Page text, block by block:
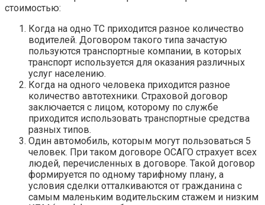
стоимостью:
Когда на одно ТС приходится разное количество
водителей. Договором такого типа зачастую
пользуются транспортные компании, в которых
транспорт используется для оказания различных
услуг населению.
Когда на одного человека приходится разное
количество автотехники. Страховой договор
заключается с лицом, которому по службе
приходится использовать транспортные средства
разных типов.
Один автомобиль, которым могут пользоваться 5
человек. При таком договоре ОСАГО страхует всех
людей, перечисленных в договоре. Такой договор
формируется по одному тарифному плану, а
условия сделки отталкиваются от гражданина с
самым маленьким водительским стажем и низким